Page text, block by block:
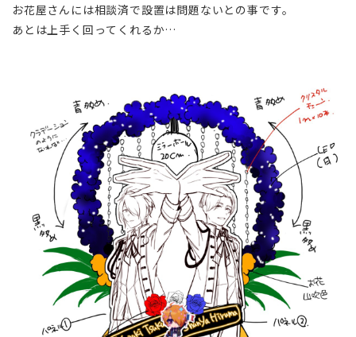
お花屋さんには相談済で設置は問題ないとの事です。
あとは上手く回ってくれるか…